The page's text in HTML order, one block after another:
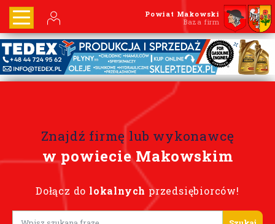
Powiat Makowski
Baza firm
Znajdź firmę lub wykonawcę
w powiecie Makowskim
Dołącz do lokalnych przedsiębiorców!
Lorem ipsum